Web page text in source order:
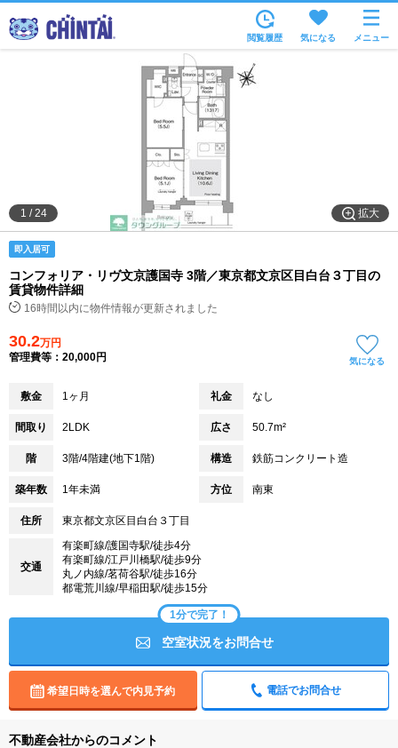
沿線・駅から
住所から
家賃相場から
通勤通学時間から
物件特集から
不動産会社から
閲覧履歴 気になる メニュー
拡大
1 /24
即入居可
コンフォリア・リヴ文京護国寺 3階／東京都文京区目白台３丁目の
賃貸物件詳細
16時間以内に物件情報が更新されました
30.2万円
管理費等：20,000円
気になる
敷金 1ヶ月 礼金 なし
間取り 2LDK 広さ 50.7m²
階 3階/4階建(地下1階) 構造 鉄筋コンクリート造
築年数 1年未満 方位 南東
住所 東京都文京区目白台３丁目
交通
有楽町線/護国寺駅/徒歩4分
有楽町線/江戸川橋駅/徒歩9分
丸ノ内線/茗荷谷駅/徒歩16分
都電荒川線/早稲田駅/徒歩15分
1分で完了！
空室状況をお問合せ
希望日時を選んで内見予約 電話でお問合せ
不動産会社からのコメント